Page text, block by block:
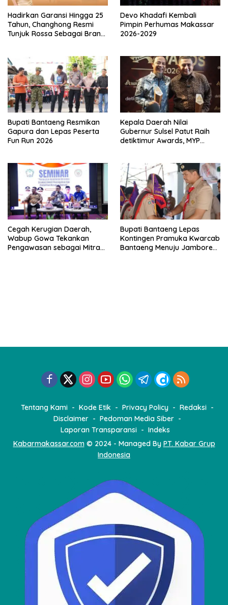
Hadirkan Garansi Hingga 25
Tahun, Changhong Resmi
Tunjuk Rossa Sebagai Brand
Devo Khadafi Kembali
Pimpin Perhumas Makassar
2026-2029
Bupati Bantaeng Resmikan
Gapura dan Lepas Peserta
Fun Run 2026
Kepala Daerah Nilai
Gubernur Sulsel Patut Raih
detiktimur Awards, MYP
Cegah Kerugian Daerah,
Wabup Gowa Tekankan
Pengawasan sebagai Mitra
Bupati Bantaeng Lepas
Kontingen Pramuka Kwarcab
Bantaeng Menuju Jambore
Tentang Kami Kode Etik Privacy Policy
Redaksi
Disclaimer
Pedoman Media Siber
Laporan Transparansi
Indeks
Kabarmakassar.com© 2024 - Managed By PT. Kabar Grup
Indonesia